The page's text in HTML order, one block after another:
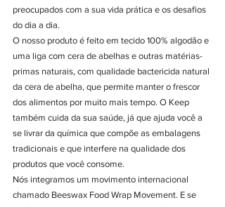
preocupados com a sua vida prática e os desafios
do dia a dia.
O nosso produto é feito em tecido 100% algodão e
uma liga com cera de abelhas e outras matérias-
primas naturais, com qualidade bactericida natural
da cera de abelha, que permite manter o frescor
dos alimentos por muito mais tempo. O Keep
também cuida da sua saúde, já que ajuda você a
se livrar da química que compõe as embalagens
tradicionais e que interfere na qualidade dos
produtos que você consome.
Nós integramos um movimento internacional
chamado Beeswax Food Wrap Movement. E se